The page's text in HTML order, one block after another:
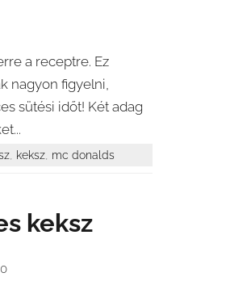
a receptre. Ez
nagyon figyelni,
sütési időt! Két adag
, keksz, mc donalds
keksz
0